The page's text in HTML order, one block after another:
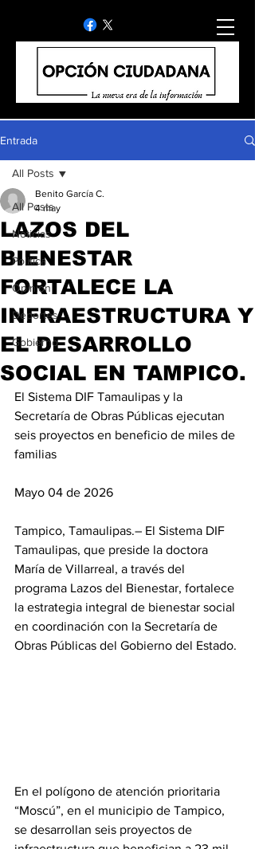
Entrada
All Posts
Noticias
Politica
Opinion
Deportes
Gobierno
All Posts
LAZOS DEL
BIENESTAR
FORTALECE LA
INFRAESTRUCTURA Y
EL DESARROLLO
SOCIAL EN TAMPICO.
Benito García C.
4 may
El Sistema DIF Tamaulipas y la
Secretaría de Obras Públicas ejecutan
seis proyectos en beneficio de miles de
familias
Mayo 04 de 2026
Tampico, Tamaulipas.– El Sistema DIF
Tamaulipas, que preside la doctora
María de Villarreal, a través del
programa Lazos del Bienestar, fortalece
la estrategia integral de bienestar social
en coordinación con la Secretaría de
Obras Públicas del Gobierno del Estado.
En el polígono de atención prioritaria
“Moscú”, en el municipio de Tampico,
se desarrollan seis proyectos de